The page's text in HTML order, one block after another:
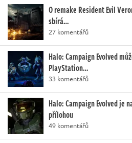
O remake Resident Evil
sbírá…
27 komentářů
Halo: Campaign Evolved
PlayStation…
33 komentářů
Halo: Campaign Evolved je
přílohou
49 komentářů